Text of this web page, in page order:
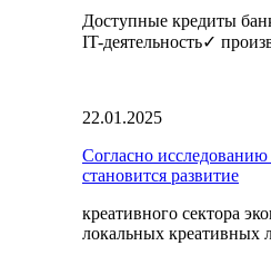
Доступные кредиты
IT-деятельность✓
22.01.2025
Согласно
становится развитие
креативного сектора
локальных креативных